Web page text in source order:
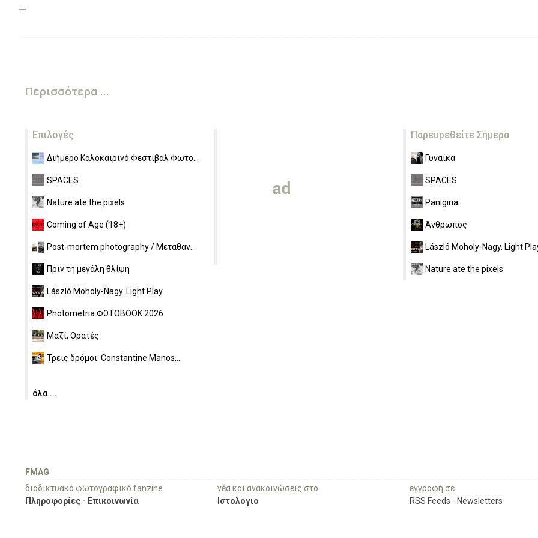
Περισσότερα ...
Επιλογές
Διήμερο Καλοκαιρινό Φεστιβάλ Φωτο...
SPACES
Nature ate the pixels
Coming of Age (18+)
Post-mortem photography / Μεταθαν...
Πριν τη μεγάλη θλίψη
László Moholy-Nagy. Light Play
Photometria ΦΩΤΟBOOK 2026
Μαζί, Ορατές
Τρεις δρόμοι: Constantine Manos,...
όλα ...
Παρευρεθείτε Σήμερα
Γυναίκα
SPACES
Panigiria
Άνθρωπος
László Moholy-Nagy. Light
Nature ate the pixels
FMAG
διαδικτυακό φωτογραφικό fanzine
Πληροφορίες - Επικοινωνία
νέα και ανακοινώσεις στο
Ιστολόγιο
εγγραφή σε
RSS Feeds - Newsletters